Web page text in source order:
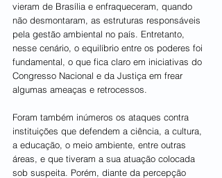
vieram de Brasília e enfraqueceram, quando
não desmontaram, as estruturas responsáveis
pela gestão ambiental no país. Entretanto,
nesse cenário, o equilíbrio entre os poderes foi
fundamental, o que fica claro em iniciativas do
Congresso Nacional e da Justiça em frear
algumas ameaças e retrocessos.
Foram também inúmeros os ataques contra
instituições que defendem a ciência, a cultura,
a educação, o meio ambiente, entre outras
áreas, e que tiveram a sua atuação colocada
sob suspeita. Porém, diante da percepção